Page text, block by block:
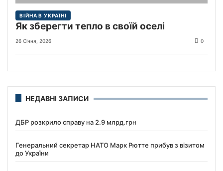
ВІЙНА В УКРАЇНІ
Як зберегти тепло в своїй оселі
26 Січня, 2026 0
НЕДАВНІ ЗАПИСИ
ДБР розкрило справу на 2.9 млрд.грн
Генеральний секретар НАТО Марк Рютте прибув з візитом
до України